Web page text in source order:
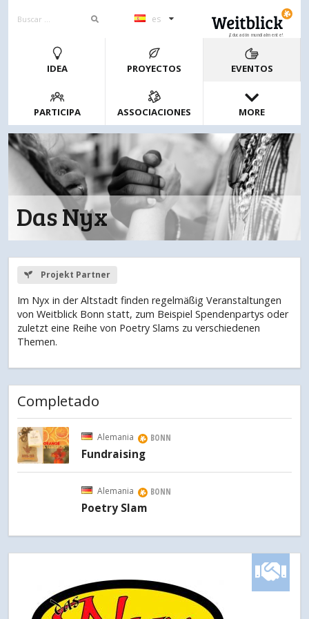
es
¡Educación mundialmente!
IDEA PROYECTOS EVENTOS
PARTICIPA ASSOCIACIONES MORE
Das Nyx
Projekt Partner
Im Nyx in der Altstadt finden regelmäßig Veranstaltungen
von Weitblick Bonn statt, zum Beispiel Spendenpartys oder
zuletzt eine Reihe von Poetry Slams zu verschiedenen
Themen.
Completado
Alemania BONN
Fundraising
Alemania BONN
Poetry Slam